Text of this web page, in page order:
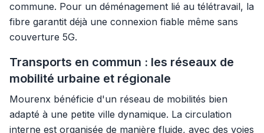
commune. Pour un déménagement lié au télétravail, la
fibre garantit déjà une connexion fiable même sans
couverture 5G.
Transports en commun : les réseaux de
mobilité urbaine et régionale
Mourenx bénéficie d'un réseau de mobilités bien
adapté à une petite ville dynamique. La circulation
interne est organisée de manière fluide, avec des voies